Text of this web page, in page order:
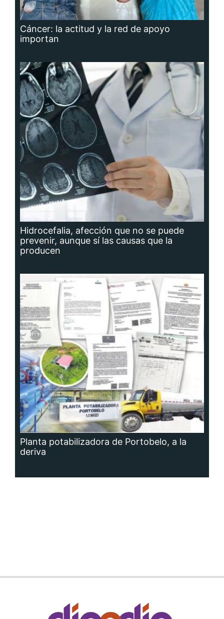
Cáncer: la actitud y la red de apoyo
importan
Hidrocefalia, afección que no se puede
prevenir, aunque sí las causas que la
producen
Planta potabilizadora de Portobelo, a la
deriva